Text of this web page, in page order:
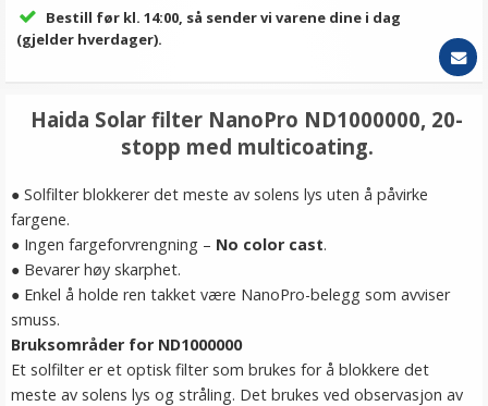
Bestill før kl. 14:00, så sender vi varene dine i dag
(gjelder hverdager).
Haida Solar filter NanoPro ND1000000, 20-
stopp med multicoating.
● Solfilter blokkerer det meste av solens lys uten å påvirke
fargene.
● Ingen fargeforvrengning – No color cast.
● Bevarer høy skarphet.
● Enkel å holde ren takket være NanoPro-belegg som avviser
smuss.
Bruksområder for ND1000000
Et solfilter er et optisk filter som brukes for å blokkere det
meste av solens lys og stråling. Det brukes ved observasjon av